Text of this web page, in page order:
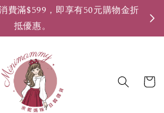
費滿$599，即享有50元購物金折
抵優惠。